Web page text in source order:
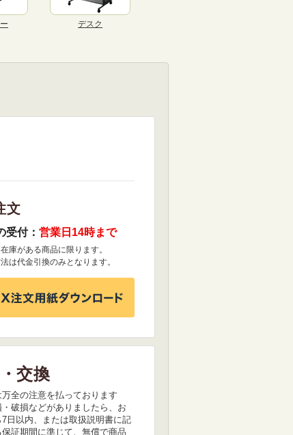
デスク
文
受付： 営業日14時まで
庫がある商品に限ります。
は代金引換のみとなります。
交換
全の注意を払っております
破損などがありましたら、お
7日以内、または取扱説明書に記
証期間に準じて、無償で商品